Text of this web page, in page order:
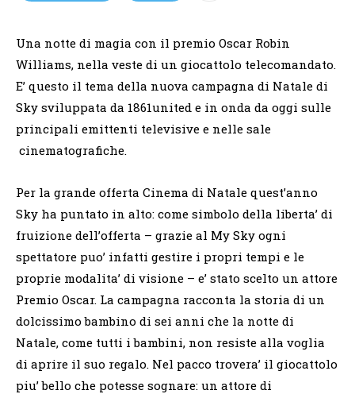
Una notte di magia con il premio Oscar Robin
Williams, nella veste di un giocattolo telecomandato.
E’ questo il tema della nuova campagna di Natale di
Sky sviluppata da 1861united e in onda da oggi sulle
principali emittenti televisive e nelle sale
cinematografiche.
Per la grande offerta Cinema di Natale quest’anno
Sky ha puntato in alto: come simbolo della liberta’ di
fruizione dell’offerta – grazie al My Sky ogni
spettatore puo’ infatti gestire i propri tempi e le
proprie modalita’ di visione – e’ stato scelto un attore
Premio Oscar. La campagna racconta la storia di un
dolcissimo bambino di sei anni che la notte di
Natale, come tutti i bambini, non resiste alla voglia
di aprire il suo regalo. Nel pacco trovera’ il giocattolo
piu’ bello che potesse sognare: un attore di